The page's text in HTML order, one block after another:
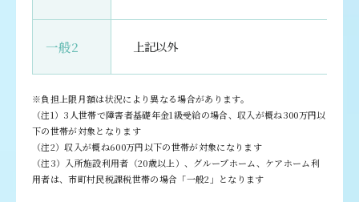
一般2 上記以外
※負担上限月額は状況により異なる場合があります。
（注1）3人世帯で障害者基礎年金1級受給の場合、収入が概ね300万円以
下の世帯が対象となります
（注2）収入が概ね600万円以下の世帯が対象になります
（注3）入所施設利用者（20歳以上）、グループホーム、ケアホーム利
用者は、市町村民税課税世帯の場合「一般2」となります